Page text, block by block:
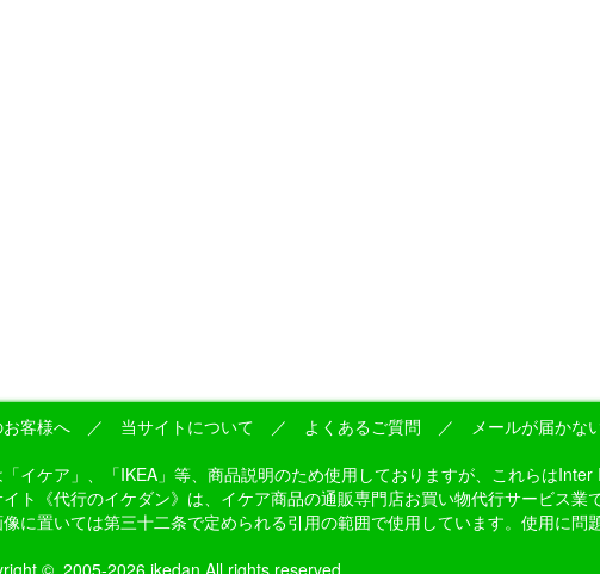
客様へ ／ 当サイトについて ／ よくあるご質問 ／ メールが届かな
イケア」、「IKEA」等、商品説明のため使用しておりますが、これらは
ト《代行のイケダン》は、イケア商品の通販専門店お買い物代行サービス業
に置いては第三十二条で定められる引用の範囲で使用しています。使用に問
© 2005-2026 ikedan All rights reserved.